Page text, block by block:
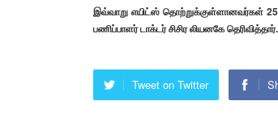
இவ்வாறு எயிட்ஸ் தொற்றுக்குள்ளானவர்கள் 25
பணிப்பாளர் டாக்டர் சிசிர லியனகே தெரிவித்தார்.
Tweet on Twitter